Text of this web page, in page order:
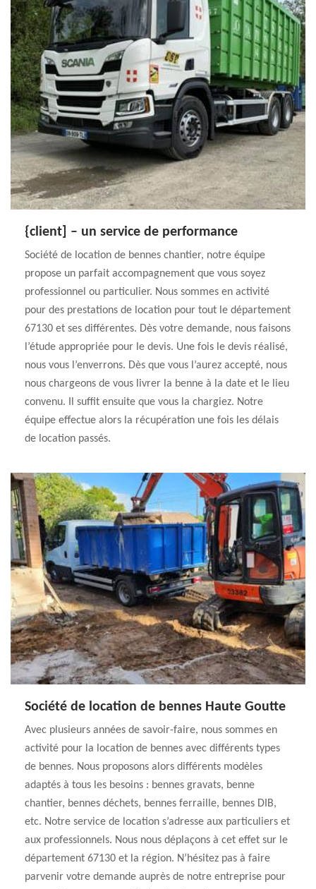
{client] – un service de performance
Société de location de bennes chantier, notre équipe
propose un parfait accompagnement que vous soyez
professionnel ou particulier. Nous sommes en activité
pour des prestations de location pour tout le département
67130 et ses différentes. Dès votre demande, nous faisons
l’étude appropriée pour le devis. Une fois le devis réalisé,
nous vous l’enverrons. Dès que vous l’aurez accepté, nous
nous chargeons de vous livrer la benne à la date et le lieu
convenu. Il suffit ensuite que vous la chargiez. Notre
équipe effectue alors la récupération une fois les délais
de location passés.
Société de location de bennes Haute Goutte
Avec plusieurs années de savoir-faire, nous sommes en
activité pour la location de bennes avec différents types
de bennes. Nous proposons alors différents modèles
adaptés à tous les besoins : bennes gravats, benne
chantier, bennes déchets, bennes ferraille, bennes DIB,
etc. Notre service de location s’adresse aux particuliers et
aux professionnels. Nous nous déplaçons à cet effet sur le
département 67130 et la région. N’hésitez pas à faire
parvenir votre demande auprès de notre entreprise pour